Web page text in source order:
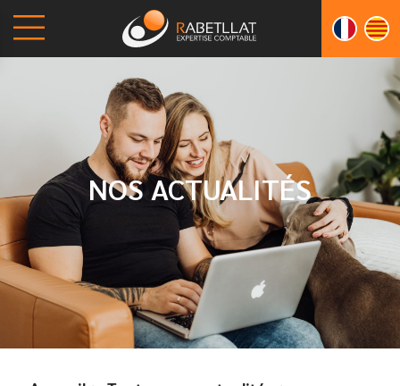
NOS ACTUALITÉS